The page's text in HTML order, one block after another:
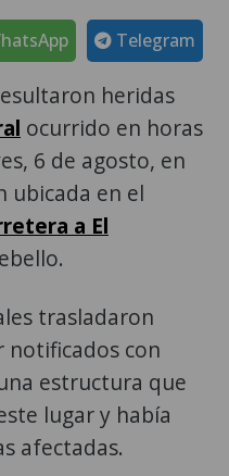
Telegram
heridas
ocurrido en horas
6 de agosto, en
ubicada en el
a El
trasladaron
notificados con
estructura que
lugar y había
afectadas.